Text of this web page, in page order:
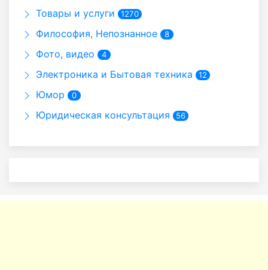
Товары и услуги 1270
Философия, Непознанное 8
Фото, видео 4
Электроника и Бытовая техника 12
Юмор 0
Юридическая консультация 56